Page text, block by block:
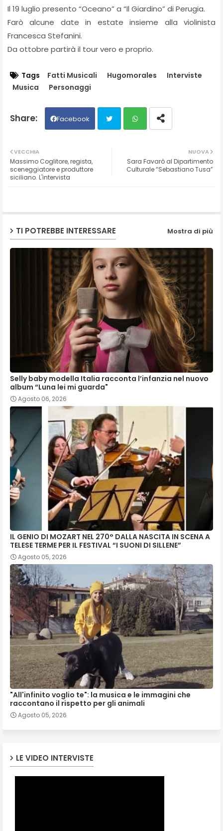
Il 19 luglio presento “Oceano” a “Il Giardino” di Perugia.
Farò alcune date in estate insieme alla violinista
Francesca Stefanini.
Da ottobre partirà il tour vero e proprio.
Tags Fatti Musicali Hugomorales
Interviste
Musica
Personaggi
Facebook
ats
NUOVA
Sara Favarò al Dipartimento
Culturale “Sebastiano Tusa”
VECCHIA
Massimo Coglitore, regista,
sceneggiatore e produttore
siciliano. L'intervista
TI POTREBBE INTERESSARE Mostra di più
Selly baby modella Italia racconta l’infanzia nel nuovo
album “Luna lei mi guarda"
Agosto 06, 2026
IL GENIO DI MOZART NEL 270° DALLA NASCITA IN SCENA A
TELESE TERME PER IL FESTIVAL “I SUONI DI SILLENE”
Agosto 05, 2026
"All'infinito voglio te": la musica e le immagini che
raccontano il rispetto per gli animali
Agosto 05, 2026
LE VIDEO INTERVISTE